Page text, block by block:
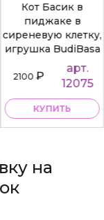
Кот Басик в
пиджаке в
сиреневую клетку,
игрушка BudiBasa
2100₽
арт.
12075
КУПИТЬ
на